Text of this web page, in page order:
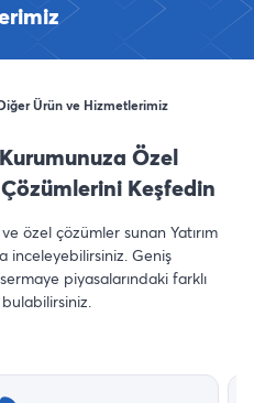
Ürün ve Hizmetlerimiz
Özel
Keşfedin
özel çözümler sunan Yatırım
inceleyebilirsiniz. Geniş
piyasalarındaki farklı